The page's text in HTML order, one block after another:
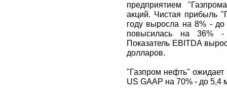
предприятием
акций. Чистая прибыль
году выросла на 8% -
повысилась на 36% -
Показатель EBITDA
долларов.
"Газпром нефть" ожидает
US GAAP на 70% - до 5,4